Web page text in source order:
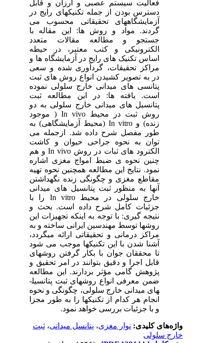
فعالیت سیستم عصبی و ارزان و قابل
دسترس بودن از جمله تکنیک­های رایج در
آزمایشگاه­های تحقیقاتی محسوب می
گردند. مواد و روش ها: این مقاله با
جستجو و مطالعه مقالات متعدد
الکترونیکی و کتب معتبر، در حیطه
اساس تکنیک های رایج در آزمایشگاه ها و
مراکز تحقیقات، گردآوری شده و سعی
در به تصویر کشیدن انواع روش های ثبت
پتانسی های میدانی خارج سلولی نموده
است. یافته ها: در این مطالعه ثبت
پتانسیل های میدانی خارج سلولی به دو
روش ثبت در محیطIn vivo ( موجود
زنده) وIn vitro (محیط آزمایشگاهی) به
طور مفصل شرح داده شد. ازجمله می
توان به نحوه جراحی حیوان و کاشت
الکترود های ثبات در روش In vivo و هم
چنین نحوه ی ضبط امواج مغزی اشاره
نمود. نتایج این مطالعه همچنین نحوه تهیه
مقاطع مغزی و چگونگی زنده نگهداشتن
آنها به منظور ثبت پتانسیل های میدانی
خارج سلولی در محیطIn vitroرا با
جزئیات کامل شرح داده است. بحث و
نتیجه گیری: با توجه به اینکه تجهیزات این
روش­ها توسط مهندسین ایرانی ساخته و به
مراکز درمانی و تحقیقاتی ارائه می­گردد،
آشنا شدن با این تکنیک­ها موجب می شود
تا محققان جوان با بکار گرفتن روش­های
قابل اجرا و دقیق بتوانند در امر تحقیق و
پژوهش گامی مؤثر بردارند. این مطالعه
ضمن معرفی انواع روش­های ثبت پتانسیل­
های میدانی خارج سلولی، چگونگی و نحوه
انجام هر کدام از تکنیک­ها را به طور مجزا
و با جزئیات بررسی خواهد نمود.
واژه‌های کلیدی:نوار مغزی،پتانسل میدانی،ثبت
خارج سلولی